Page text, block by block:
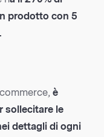
prodotto con 5
è
sollecitare le
dettagli di ogni